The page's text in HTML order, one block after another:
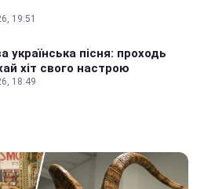
19:51
українська пісня: проходь
хіт свого настрою
18:49